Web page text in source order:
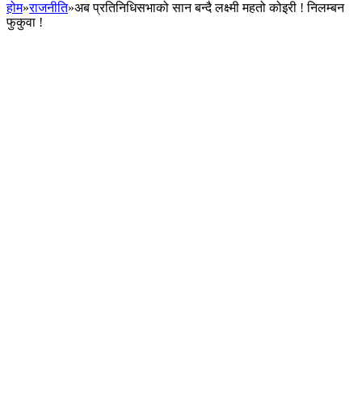
होम»राजनीति»अब प्रतिनिधिसभाको सान बन्दै लक्ष्मी महतो कोइरी ! निलम्बन
फुकुवा !